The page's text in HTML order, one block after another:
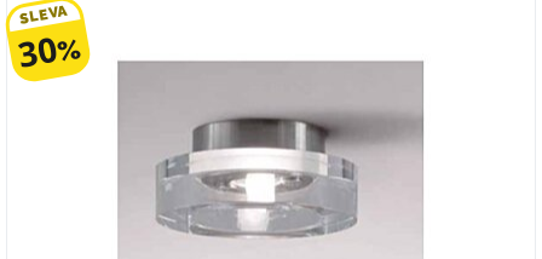
SLEVA
30%